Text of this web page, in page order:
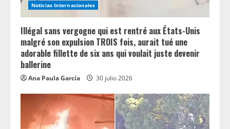
Noticias Internacionales
Illégal sans vergogne qui est rentré aux États-Unis
malgré son expulsion TROIS fois, aurait tué une
adorable fillette de six ans qui voulait juste devenir
ballerine
Ana Paula García 30 julio 2026